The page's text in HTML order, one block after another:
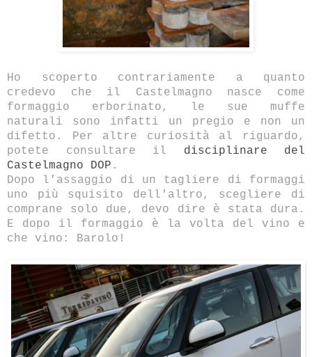
Ho scoperto contrariamente a quanto
credevo che il Castelmagno nasce come
formaggio erborinato, le sue muffe
naturali sono infatti un pregio e non un
difetto. Per altre curiosità al riguardo,
potete consultare il disciplinare del
Castelmagno DOP .
Dopo l'assaggio di un tagliere di formaggi
uno più squisito dell'altro, scegliere di
comprane solo due, devo dire è stata dura.
E dopo il formaggio è la volta del vino e
che vino: Barolo!